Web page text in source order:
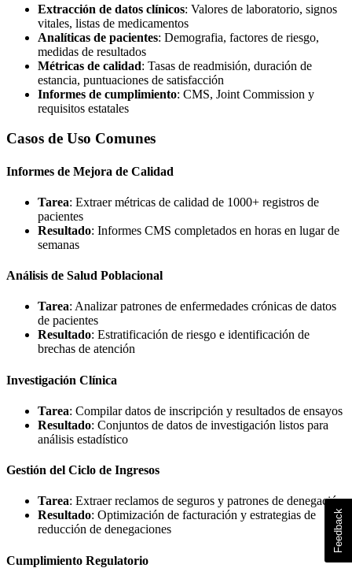
Extracción de datos clínicos: Valores de laboratorio, signos
vitales, listas de medicamentos
Analíticas de pacientes: Demografia, factores de riesgo,
medidas de resultados
Métricas de calidad: Tasas de readmisión, duración de
estancia, puntuaciones de satisfacción
Informes de cumplimiento: CMS, Joint Commission y
requisitos estatales
Casos de Uso Comunes
Informes de Mejora de Calidad
Tarea: Extraer métricas de calidad de 1000+ registros de
pacientes
Resultado: Informes CMS completados en horas en lugar de
semanas
Análisis de Salud Poblacional
Tarea: Analizar patrones de enfermedades crónicas de datos
de pacientes
Resultado: Estratificación de riesgo e identificación de
brechas de atención
Investigación Clínica
Tarea: Compilar datos de inscripción y resultados de ensayos
Resultado: Conjuntos de datos de investigación listos para
análisis estadístico
Gestión del Ciclo de Ingresos
Tarea: Extraer reclamos de seguros y patrones de denegación
Resultado: Optimización de facturación y estrategias de
reducción de denegaciones
Cumplimiento Regulatorio